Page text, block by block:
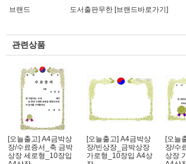
브랜드
도서출판무한 [브랜드바로가기]
관련상품
[오늘출고] A4금박상
장/수료증서_축 금박
상장 세로형_10장입
[오늘출고] A4금박상
장/빈상장_금박상장
가로형_10장입 A4상
[오늘
장/수
상장